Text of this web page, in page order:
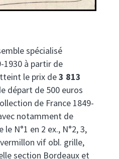
spécialisé
1930 à partir de
le prix de3 813
départ de 500 euros
de France 1849-
notamment de
N°1 en 2 ex., N°2, 3,
vif obl. grille,
section Bordeaux et